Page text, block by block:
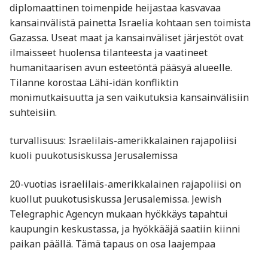
diplomaattinen toimenpide heijastaa kasvavaa
kansainvälistä painetta Israelia kohtaan sen toimista
Gazassa. Useat maat ja kansainväliset järjestöt ovat
ilmaisseet huolensa tilanteesta ja vaatineet
humanitaarisen avun esteetöntä pääsyä alueelle.
Tilanne korostaa Lähi-idän konfliktin
monimutkaisuutta ja sen vaikutuksia kansainvälisiin
suhteisiin.
turvallisuus: Israelilais-amerikkalainen rajapoliisi
kuoli puukotusiskussa Jerusalemissa
20-vuotias israelilais-amerikkalainen rajapoliisi on
kuollut puukotusiskussa Jerusalemissa. Jewish
Telegraphic Agencyn mukaan hyökkäys tapahtui
kaupungin keskustassa, ja hyökkääjä saatiin kiinni
paikan päällä. Tämä tapaus on osa laajempaa